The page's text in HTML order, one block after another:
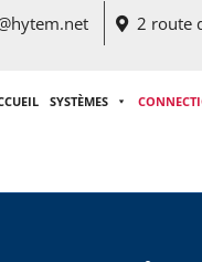
2 route
SYSTÈMES